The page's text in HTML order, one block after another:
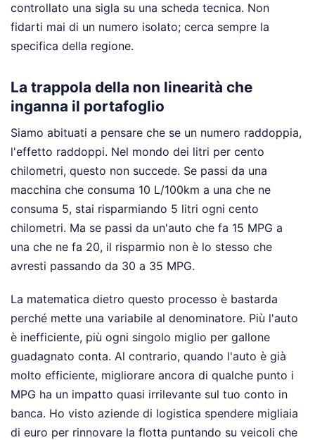
controllato una sigla su una scheda tecnica. Non
fidarti mai di un numero isolato; cerca sempre la
specifica della regione.
La trappola della non linearità che
inganna il portafoglio
Siamo abituati a pensare che se un numero raddoppia,
l'effetto raddoppi. Nel mondo dei litri per cento
chilometri, questo non succede. Se passi da una
macchina che consuma 10 L/100km a una che ne
consuma 5, stai risparmiando 5 litri ogni cento
chilometri. Ma se passi da un'auto che fa 15 MPG a
una che ne fa 20, il risparmio non è lo stesso che
avresti passando da 30 a 35 MPG.
La matematica dietro questo processo è bastarda
perché mette una variabile al denominatore. Più l'auto
è inefficiente, più ogni singolo miglio per gallone
guadagnato conta. Al contrario, quando l'auto è già
molto efficiente, migliorare ancora di qualche punto i
MPG ha un impatto quasi irrilevante sul tuo conto in
banca. Ho visto aziende di logistica spendere migliaia
di euro per rinnovare la flotta puntando su veicoli che